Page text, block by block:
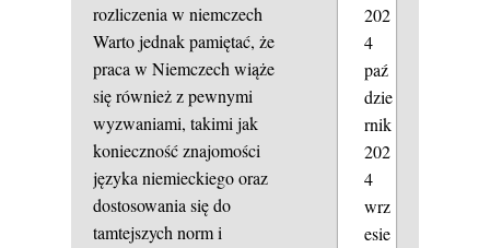
rozliczenia w niemczech
Warto jednak pamiętać, że
praca w Niemczech wiąże
się również z pewnymi
wyzwaniami, takimi jak
konieczność znajomości
języka niemieckiego oraz
dostosowania się do
tamtejszych norm i
202
4
paź
dzie
rnik
202
4
wrz
esie